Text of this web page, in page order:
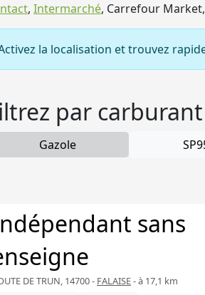
, Intermarché, Carrefour Market,
la localisation et trouvez
par carburant
Gazole
sans
DE TRUN, 14700 - FALAISE- à 17,1 km